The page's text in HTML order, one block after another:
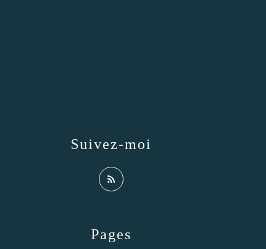
Pages
Suivez-moi